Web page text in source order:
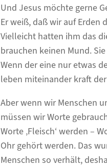
Und Jesus möchte gerne
Er weiß, daß wir auf
Vielleicht hatten ihm das
brauchen keinen Mund.
Wenn der eine nur etwas
leben miteinander kraft
Aber wenn wir Menschen
müssen wir Worte
Worte ‚Fleisch‘ werden –
Ohr gehört werden. Das
Menschen so verhält,